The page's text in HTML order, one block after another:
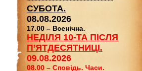
СУБОТА.
08.08.2026
17.00 – Всенічна.
НЕДІЛЯ 10-ТА ПІСЛЯ
П’ЯТДЕСЯТНИЦІ.
09.08.2026
08.00 – Сповідь. Часи.